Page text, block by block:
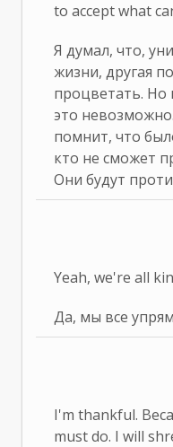
to accept what
Я думал, что,
жизни, другая
процветать. Но
это
помнит, что
кто не сможет
Они будут
Yeah, we're all
Да, мы все
I'm thankful.
must do. I will